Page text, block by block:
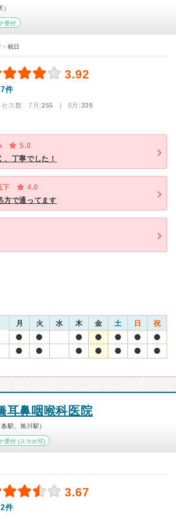
受付
祝日
3.92
7件
セス数 7月:255 | 6月:339
5.0
丁寧でした！
下
4.0
方で通ってます
月 火 水 木 金 土 日 祝
耳鼻咽喉科医院
駅、旭川駅）
受付(スマホ可)
3.67
2件